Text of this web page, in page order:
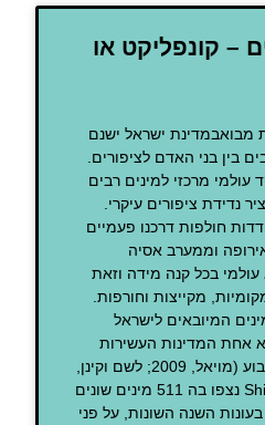
– קונפליקט או
ישראל ישנם
בין בני האדם לציפורים.
עולמי מרכזי למינים רבים
נדידת ציפורים עיקרי.
חולפות דרכנו פעמיים
וממערב אסיה
בכל קנה מידה וזאת
מקייצות וחורפות.
המיובאים לישראל
אחת המדינות העשירות
בציפורים לכל קילומטר רבוע (מויאל, 2009; לשם וקינן,
2009). לפי Shirihai (1996) נצפו בה 511 מינים שונים
השנה השונות, על פני